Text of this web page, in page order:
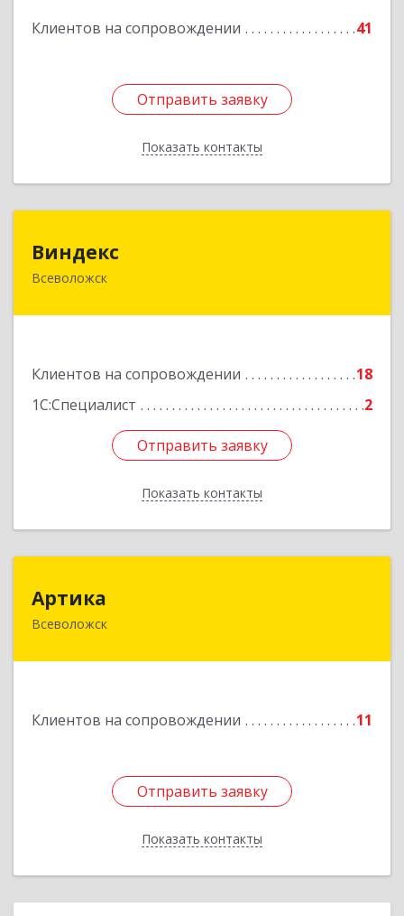
Клиентов на сопровождении 41
Отправить заявку
Показать контакты
Отправить заявку
Назад
Виндекс
Всеволожск
Клиентов на сопровождении
18
1С:Специалист
2
Отправить заявку
Показать контакты
188643, Ленинградская обл, Всеволожский р-н,
Подробнее
Отправить заявку
Назад
Артика
Всеволожск
Клиентов на сопровождении 11
Отправить заявку
Показать контакты
188645, Ленинградская обл, Всеволожск г,
Отправить заявку
Назад